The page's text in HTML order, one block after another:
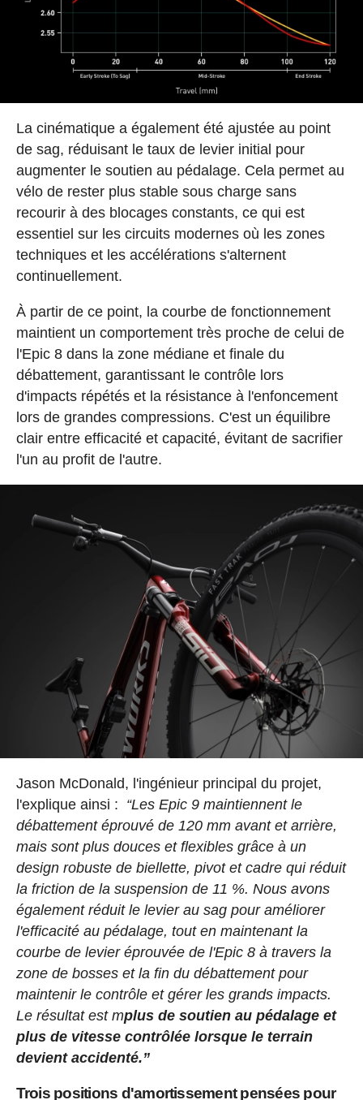
La cinématique a également été ajustée au point
de sag, réduisant le taux de levier initial pour
augmenter le soutien au pédalage. Cela permet au
vélo de rester plus stable sous charge sans
recourir à des blocages constants, ce qui est
essentiel sur les circuits modernes où les zones
techniques et les accélérations s'alternent
continuellement.
À partir de ce point, la courbe de fonctionnement
maintient un comportement très proche de celui de
l'Epic 8 dans la zone médiane et finale du
débattement, garantissant le contrôle lors
d'impacts répétés et la résistance à l'enfoncement
lors de grandes compressions. C'est un équilibre
clair entre efficacité et capacité, évitant de sacrifier
l'un au profit de l'autre.
Jason McDonald, l'ingénieur principal du projet,
l'explique ainsi : “Les Epic 9 maintiennent le
débattement éprouvé de 120 mm avant et arrière,
mais sont plus douces et flexibles grâce à un
design robuste de biellette, pivot et cadre qui réduit
la friction de la suspension de 11 %. Nous avons
également réduit le levier au sag pour améliorer
l'efficacité au pédalage, tout en maintenant la
courbe de levier éprouvée de l'Epic 8 à travers la
zone de bosses et la fin du débattement pour
maintenir le contrôle et gérer les grands impacts.
Le résultat est mplus de soutien au pédalage et
plus de vitesse contrôlée lorsque le terrain
devient accidenté.”
Trois positions d'amortissement pensées pour